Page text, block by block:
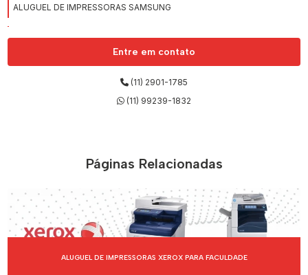
ALUGUEL DE IMPRESSORAS SAMSUNG
ALUGUEL DE IMPRESSORAS XEROX
ALUGUEL DE MÁQUINAS COPIADORAS
ALUGUEL DE NOTEBOOKS
EMPRESAS PARA ALUGUEL DE IMPRESSORAS
Entre em contato
(11) 2901-1785
(11) 99239-1832
Páginas Relacionadas
ALUGUEL DE IMPRESSORAS XEROX PARA FACULDADE